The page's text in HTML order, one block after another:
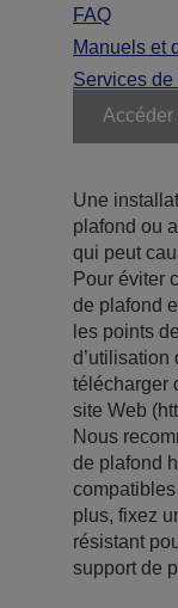
FAQ
Manuels et
Services de
Accéder
Une
plafond ou
qui peut
Pour éviter
de plafond
les points
d’utilisation
télécharger
site Web
Nous
de plafond
plus, fixez
résistant
support de